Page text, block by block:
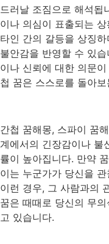
드러날 조짐으로 해석됩
이나 의심이 표출되는
타인 간의 갈등을 상징
불안감을 반영할 수 있
이나 신뢰에 대한 의문
첩 꿈은 스스로를 돌아
간첩 꿈해몽, 스파이 꿈
계에서의 긴장감이나 불
률이 높아집니다. 만약
이는 누군가가 당신을
이런 경우, 그 사람과의
꿈은 때때로 당신의 무
고 있습니다.